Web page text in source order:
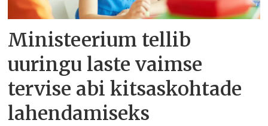
Ministeerium tellib
uuringu laste vaimse
tervise abi kitsaskohtade
lahendamiseks